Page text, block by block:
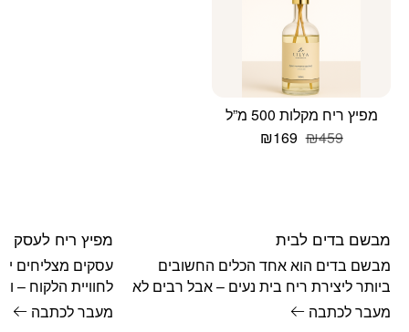
מפיץ ריח מקלות 500 מ”ל
₪459
המחיר
₪169
מבשם בדים לבית
מבשם בדים הוא אחד הכלים החשובים
ביותר ליצירת ריח בית נעים – אבל רבים לא
יודעים איך להשתמש בו נכון.
מעבר לכתבה
מפיץ ריח לעסק
עסקים מצליחים
לחוויית הלקוח –
מכולם. מחקרים
מעבר לכתבה